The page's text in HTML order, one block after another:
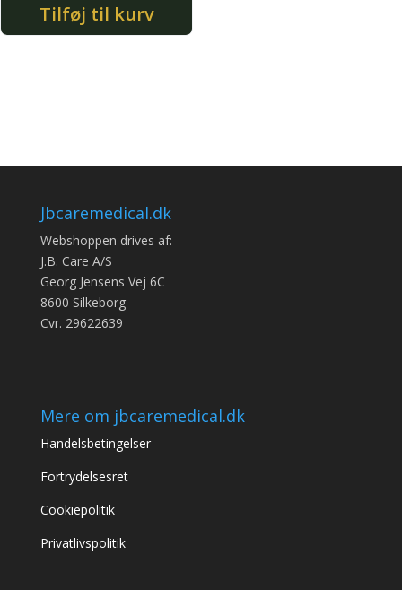
Tilføj til kurv
Jbcaremedical.dk
Webshoppen drives af:
J.B. Care A/S
Georg Jensens Vej 6C
8600 Silkeborg
Cvr. 29622639
Mere om jbcaremedical.dk
Handelsbetingelser
Fortrydelsesret
Cookiepolitik
Privatlivspolitik